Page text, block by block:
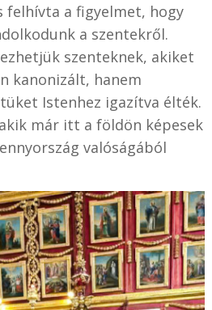
a figyelmet, hogy
a szentekről.
szenteknek, akiket
kanonizált, hanem
Istenhez igazítva élték.
már itt a földön képesek
valóságából